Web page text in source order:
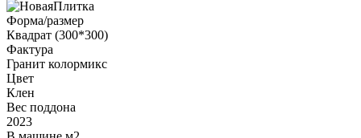
Форма/размер
Квадрат (300*300)
Фактура
Гранит колормикс
Цвет
Клен
Вес поддона
2023